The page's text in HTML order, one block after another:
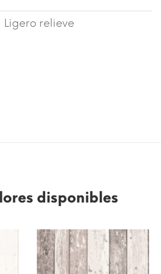
Ligero relieve
disponibles